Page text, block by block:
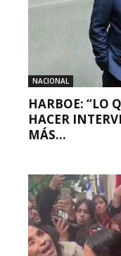
NACIONAL
HARBOE: “LO
HACER
MÁS...